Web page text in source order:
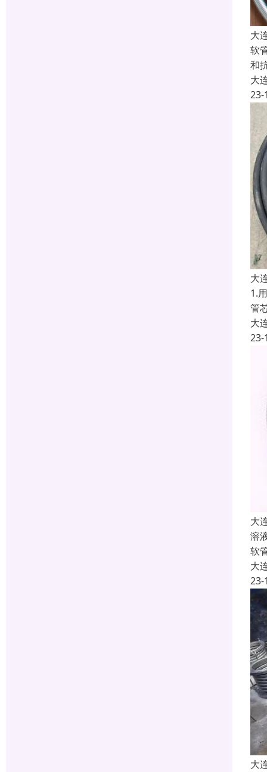
大
软
和
大
23-
大
1.
管
大
23-
大
溶
软
大
23-
大